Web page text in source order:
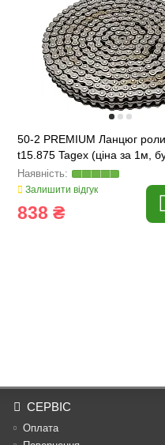
50-2 PREMIUM Ланцюг
t15.875 Tagex (ціна за 1м,
Залишити відгук
838 ₴
СЕРВІС
Оплата